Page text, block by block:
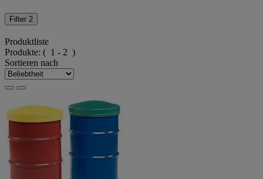
Filter 2
Produktliste
Produkte: ( 1 - 2 )
Sortieren nach